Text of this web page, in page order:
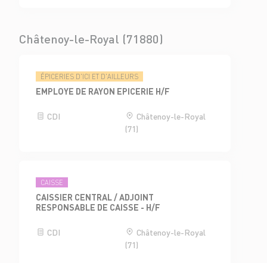
Châtenoy-le-Royal (71880)
ÉPICERIES D'ICI ET D'AILLEURS
EMPLOYE DE RAYON EPICERIE H/F
CDI
Châtenoy-le-Royal
(71)
CAISSE
CAISSIER CENTRAL / ADJOINT
RESPONSABLE DE CAISSE - H/F
CDI
Châtenoy-le-Royal
(71)